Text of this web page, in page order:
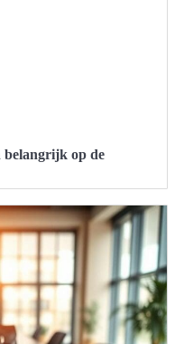
belangrijk op de